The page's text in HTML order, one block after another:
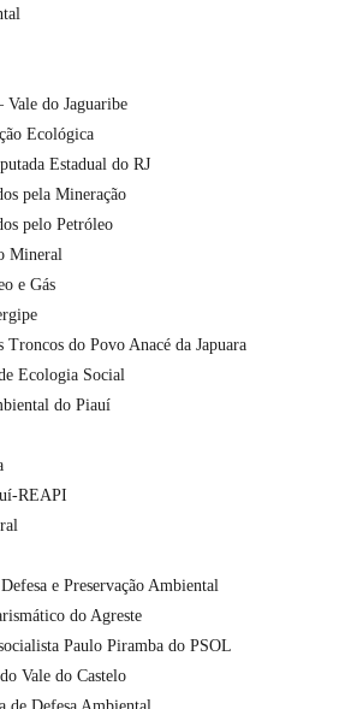
do Jaguaribe
Ecológica
Estadual do RJ
pela Mineração
pelo Petróleo
Mineral
e Gás
Troncos do Povo Anacé da Japuara
Ecologia Social
do Piauí
REAPI
e Preservação Ambiental
do Agreste
Paulo Piramba do PSOL
Vale do Castelo